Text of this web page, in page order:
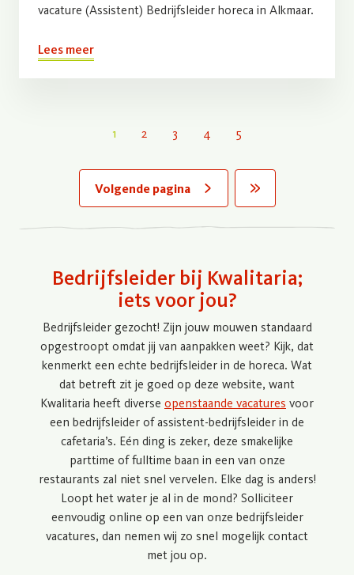
vacature (Assistent) Bedrijfsleider horeca in Alkmaar.
Lees meer
1 2 3 4 5
Volgende pagina Last »
Bedrijfsleider bij Kwalitaria;
iets voor jou?
Bedrijfsleider gezocht! Zijn jouw mouwen standaard
opgestroopt omdat jij van aanpakken weet? Kijk, dat
kenmerkt een echte bedrijfsleider in de horeca. Wat
dat betreft zit je goed op deze website, want
Kwalitaria heeft diverse openstaande vacatures voor
een bedrijfsleider of assistent-bedrijfsleider in de
cafetaria’s. Eén ding is zeker, deze smakelijke
parttime of fulltime baan in een van onze
restaurants zal niet snel vervelen. Elke dag is anders!
Loopt het water je al in de mond? Solliciteer
eenvoudig online op een van onze bedrijfsleider
vacatures, dan nemen wij zo snel mogelijk contact
met jou op.